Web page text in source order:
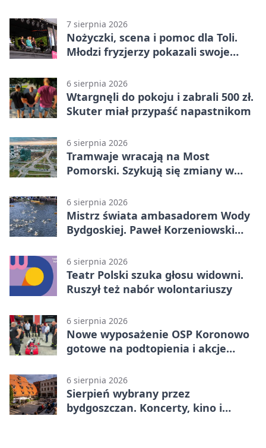
7 sierpnia 2026
Nożyczki, scena i pomoc dla Toli.
Młodzi fryzjerzy pokazali swoje
6 sierpnia 2026
Wtargnęli do pokoju i zabrali 500 zł.
Skuter miał przypaść napastnikom
6 sierpnia 2026
Tramwaje wracają na Most
Pomorski. Szykują się zmiany w
6 sierpnia 2026
Mistrz świata ambasadorem Wody
Bydgoskiej. Paweł Korzeniowski
6 sierpnia 2026
Teatr Polski szuka głosu widowni.
Ruszył też nabór wolontariuszy
6 sierpnia 2026
Nowe wyposażenie OSP Koronowo
gotowe na podtopienia i akcje
6 sierpnia 2026
Sierpień wybrany przez
bydgoszczan. Koncerty, kino i